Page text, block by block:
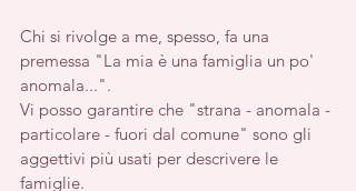
Chi si rivolge a me, spesso, fa una
premessa "La mia è una famiglia un po'
anomala...".
Vi posso garantire che "strana - anomala -
particolare - fuori dal comune" sono gli
aggettivi più usati per descrivere le
famiglie.